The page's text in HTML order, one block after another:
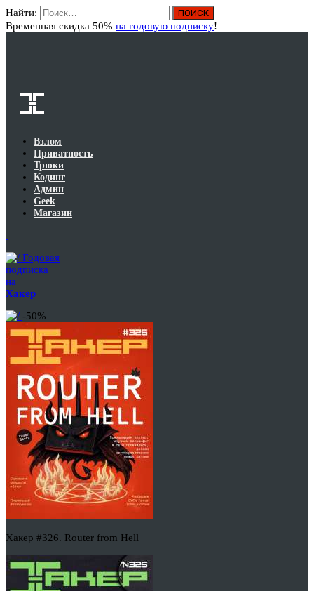
Найти:
Временная скидка 50% на годовую подписку!
Взлом
Приватность
Трюки
Кодинг
Админ
Geek
Магазин
Годовая
подписка
на
Хакер
-50%
Хакер #326. Router from Hell